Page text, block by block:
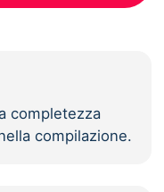
completezza
compilazione.